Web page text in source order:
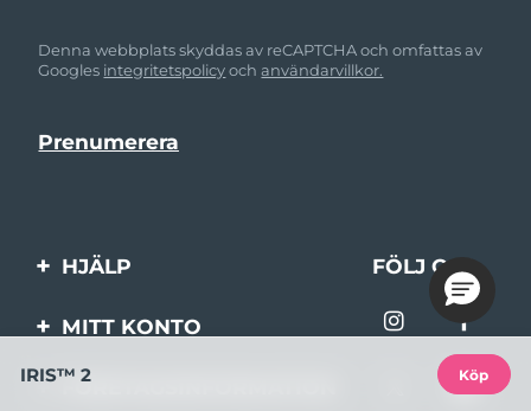
Denna webbplats skyddas av reCAPTCHA och omfattas av
Googles integritetspolicyochanvändarvillkor.
HJÄLP
Kontakta oss
FÖLJ OSS
MITT KONTO
Produktregistrering
FÖRETAGSINFORMATION
IRIS™ 2 Köp